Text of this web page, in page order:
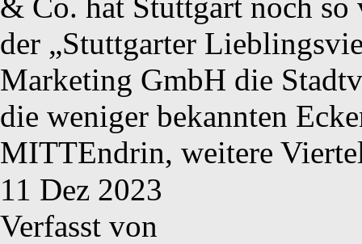
der „Stuttgarter
Marketing GmbH die
die weniger bekannten
MITTEndrin, weitere
11 Dez 2023
Verfasst von